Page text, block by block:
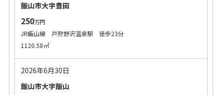
飯山市大字豊田
250万円
JR飯山線 戸狩野沢温泉駅 徒歩23分
1120.58㎡
2026年6月30日
飯山市大字飯山